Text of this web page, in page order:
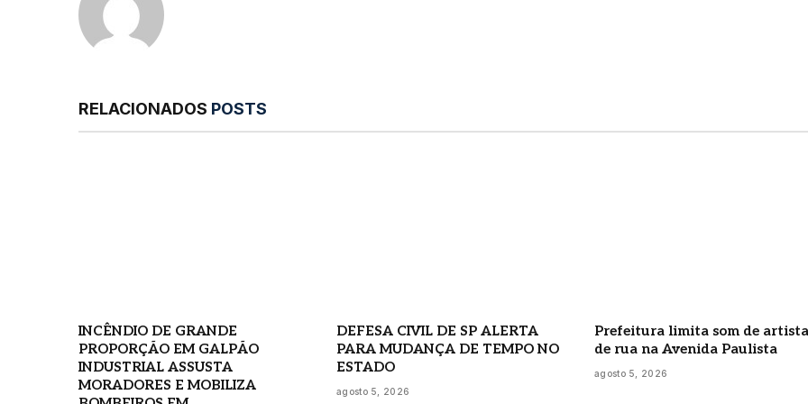
RELACIONADOS POSTS
INCÊNDIO DE GRANDE
PROPORÇÃO EM GALPÃO
INDUSTRIAL ASSUSTA
MORADORES E MOBILIZA
DEFESA CIVIL DE SP ALERTA
PARA MUDANÇA DE TEMPO NO
ESTADO
agosto 5, 2026
Prefeitura limita som de
de rua na Avenida Paulista
agosto 5, 2026